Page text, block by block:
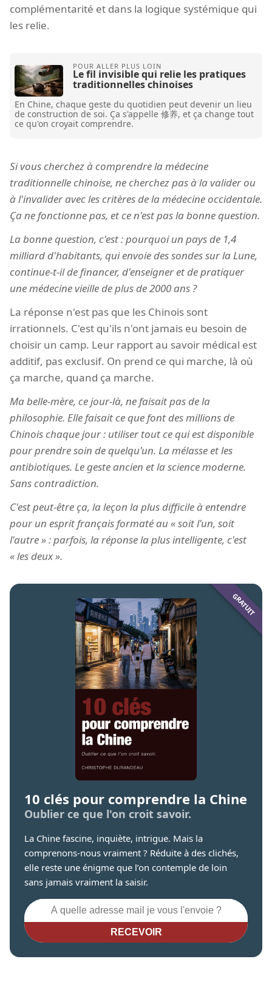
complémentarité et dans la logique systémique qui
les relie.
Le fil invisible qui relie les pratiques
traditionnelles chinoises
En Chine, chaque geste du quotidien peut devenir un lieu
de construction de soi. Ça s'appelle 修养, et ça change tout
ce qu'on croyait comprendre.
Si vous cherchez à comprendre la médecine
traditionnelle chinoise, ne cherchez pas à la valider ou
à l'invalider avec les critères de la médecine occidentale.
Ça ne fonctionne pas, et ce n'est pas la bonne question.
La bonne question, c'est : pourquoi un pays de 1,4
milliard d'habitants, qui envoie des sondes sur la Lune,
continue-t-il de financer, d'enseigner et de pratiquer
une médecine vieille de plus de 2000 ans ?
La réponse n'est pas que les Chinois sont
irrationnels. C'est qu'ils n'ont jamais eu besoin de
choisir un camp. Leur rapport au savoir médical est
additif, pas exclusif. On prend ce qui marche, là où
ça marche, quand ça marche.
Ma belle-mère, ce jour-là, ne faisait pas de la
philosophie. Elle faisait ce que font des millions de
Chinois chaque jour : utiliser tout ce qui est disponible
pour prendre soin de quelqu'un. La mélasse et les
antibiotiques. Le geste ancien et la science moderne.
Sans contradiction.
C'est peut-être ça, la leçon la plus difficile à entendre
pour un esprit français formaté au « soit l'un, soit
l'autre » : parfois, la réponse la plus intelligente, c'est
« les deux ».
10 clés pour comprendre la Chine
Oublier ce que l'on croit savoir.
La Chine fascine, inquiète, intrigue. Mais la
comprenons-nous vraiment ? Réduite à des clichés,
elle reste une énigme que l’on contemple de loin
sans jamais vraiment la saisir.
RECEVOIR